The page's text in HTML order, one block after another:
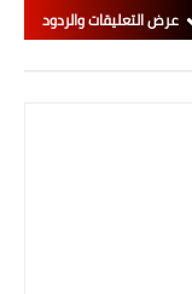
عرض التعليقات والردود